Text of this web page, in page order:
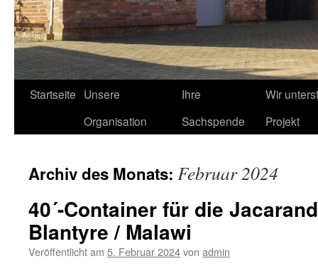
Startseite Unsere
Organisation
Ihre
Sachspende
Wir
Projekt
Archiv des Monats: Februar 2024
40´-Container für die
Blantyre / Malawi
Veröffentlicht am 5. Februar 2024von admin